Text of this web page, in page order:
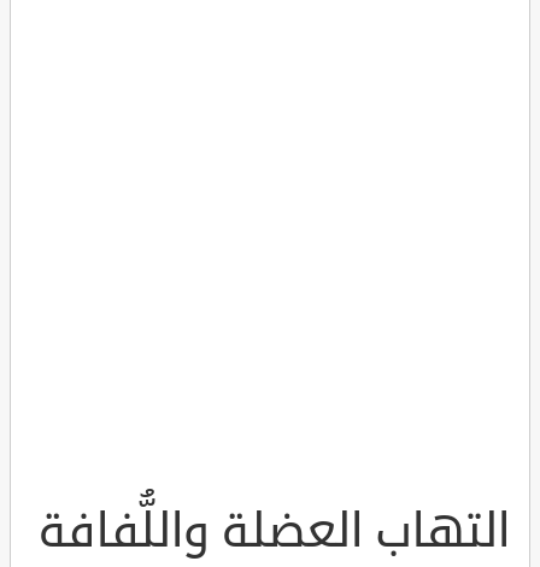
التهاب العضلة واللُّفافة